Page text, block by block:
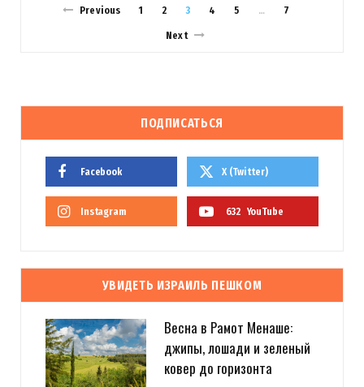
Previous 1 2 3 4 5 … 7
Next
ПОДПИСАТЬСЯ
Facebook X (Twitter)
Instagram 632 YouTube
УВИДЕТЬ ИЗРАИЛЬ ПЕШКОМ
Весна в Рамот Менаше:
джипы, лошади и зеленый
ковер до горизонта